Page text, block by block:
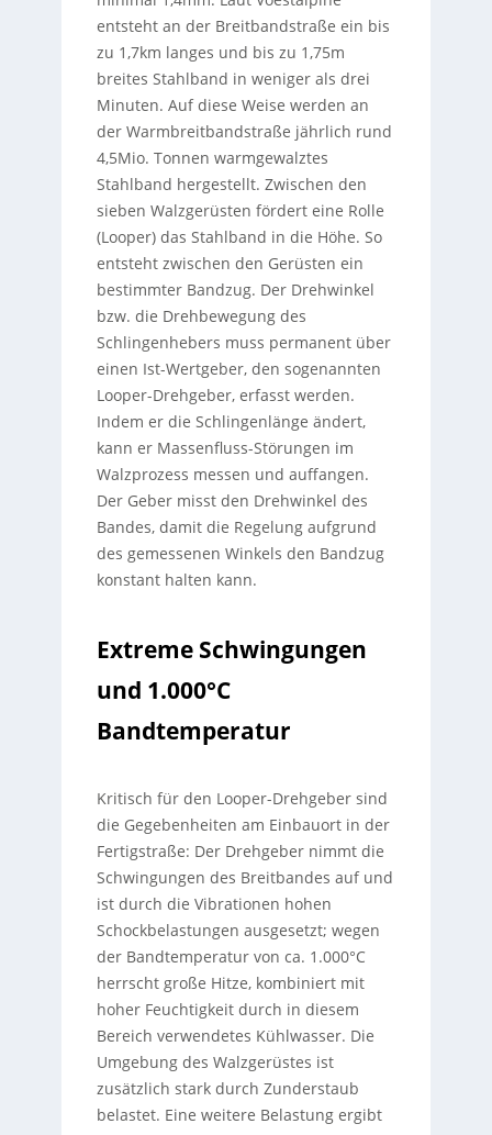
entsteht an der Breitbandstraße ein bis
zu 1,7km langes und bis zu 1,75m
breites Stahlband in weniger als drei
Minuten. Auf diese Weise werden an
der Warmbreitbandstraße jährlich rund
4,5Mio. Tonnen warmgewalztes
Stahlband hergestellt. Zwischen den
sieben Walzgerüsten fördert eine Rolle
(Looper) das Stahlband in die Höhe. So
entsteht zwischen den Gerüsten ein
bestimmter Bandzug. Der Drehwinkel
bzw. die Drehbewegung des
Schlingenhebers muss permanent über
einen Ist-Wertgeber, den sogenannten
Looper-Drehgeber, erfasst werden.
Indem er die Schlingenlänge ändert,
kann er Massenfluss-Störungen im
Walzprozess messen und auffangen.
Der Geber misst den Drehwinkel des
Bandes, damit die Regelung aufgrund
des gemessenen Winkels den Bandzug
konstant halten kann.
Extreme Schwingungen
und 1.000°C
Bandtemperatur
Kritisch für den Looper-Drehgeber sind
die Gegebenheiten am Einbauort in der
Fertigstraße: Der Drehgeber nimmt die
Schwingungen des Breitbandes auf und
ist durch die Vibrationen hohen
Schockbelastungen ausgesetzt; wegen
der Bandtemperatur von ca. 1.000°C
herrscht große Hitze, kombiniert mit
hoher Feuchtigkeit durch in diesem
Bereich verwendetes Kühlwasser. Die
Umgebung des Walzgerüstes ist
zusätzlich stark durch Zunderstaub
belastet. Eine weitere Belastung ergibt